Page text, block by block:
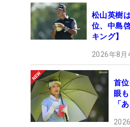
松山英樹
位、中島
キング】
2026年8月
首
眼
「